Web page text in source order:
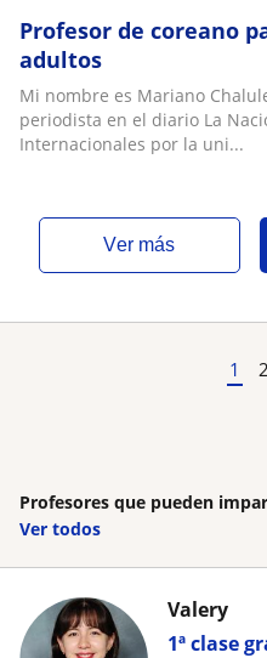
Profesor de coreano
adultos
Mi nombre es Mariano
periodista en el diario La
Internacionales por la uni...
ver más
1 2
Profesores que pueden
Ver todos
1ª clase
Valery